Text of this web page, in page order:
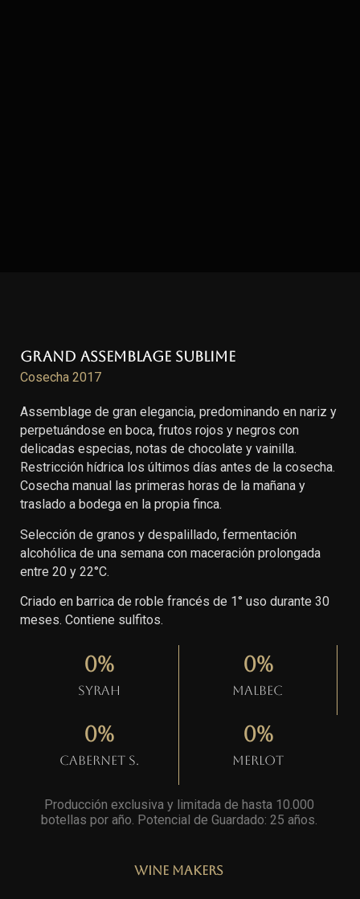
Grand Assemblage Sublime
Cosecha 2017
Assemblage de gran elegancia, predominando en nariz y
perpetuándose en boca, frutos rojos y negros con
delicadas especias, notas de chocolate y vainilla.
Restricción hídrica los últimos días antes de la cosecha.
Cosecha manual las primeras horas de la mañana y
traslado a bodega en la propia finca.
Selección de granos y despalillado, fermentación
alcohólica de una semana con maceración prolongada
entre 20 y 22°C.
Criado en barrica de roble francés de 1° uso durante 30
meses. Contiene sulfitos.
Syrah
0%
Malbec
0%
Cabernet S.
0%
Merlot
0%
Producción exclusiva y limitada de hasta 10.000
botellas por año. Potencial de Guardado: 25 años
Wine Makers